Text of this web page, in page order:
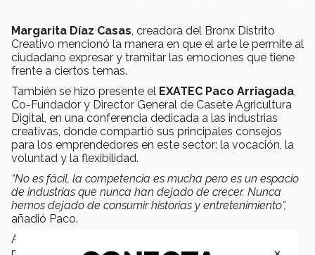
Margarita Díaz Casas , creadora del Bronx Distrito
Creativo mencionó la manera en que el arte le permite al
ciudadano expresar y tramitar las emociones que tiene
frente a ciertos temas.
También se hizo presente el EXATEC Paco Arriagada
Co-Fundador y Director General de Casete Agricultura
Digital, en una conferencia dedicada a las industrias
creativas, donde compartió sus principales consejos
para los emprendedores en este sector: la vocación, la
voluntad y la flexibilidad.
“No es fácil, la competencia es mucha pero es un espacio
de industrias que nunca han dejado de crecer. Nunca
hemos dejado de consumir historias y entretenimiento”,
añadió Paco.
Asimismo, la Escuela de Ingeniería elaboró un panel